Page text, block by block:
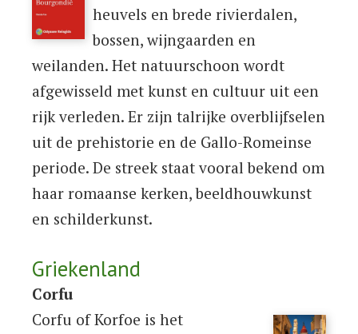
heuvels en brede rivierdalen,
bossen, wijngaarden en
weilanden. Het natuurschoon wordt
afgewisseld met kunst en cultuur uit een
rijk verleden. Er zijn talrijke overblijfselen
uit de prehistorie en de Gallo-Romeinse
periode. De streek staat vooral bekend om
haar romaanse kerken, beeldhouwkunst
en schilderkunst.
Griekenland
Corfu
Corfu of Korfoe is het